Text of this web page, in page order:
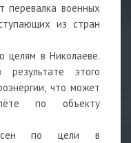
перевалка военных
из стран
целям в Николаеве.
этого
что может
по объекту
по цели в